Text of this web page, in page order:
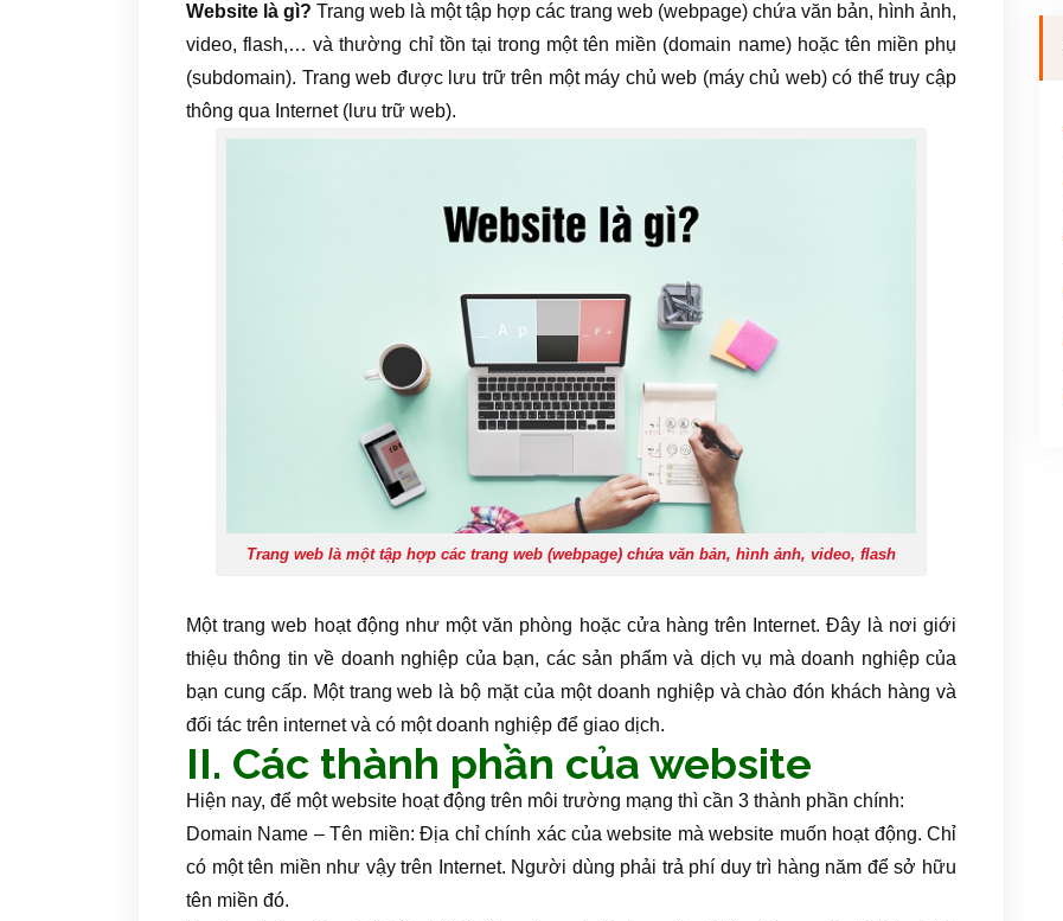
Website là gì? Trang web là một tập hợp các trang web (webpage) chứa văn bản, hình ảnh,
video, flash,… và thường chỉ tồn tại trong một tên miền (domain name) hoặc tên miền phụ
(subdomain). Trang web được lưu trữ trên một máy chủ web (máy chủ web) có thể truy cập
thông qua Internet (lưu trữ web).
Trang web là một tập hợp các trang web (webpage) chứa văn bản, hình ảnh, video, flash
Một trang web hoạt động như một văn phòng hoặc cửa hàng trên Internet. Đây là nơi giới
thiệu thông tin về doanh nghiệp của bạn, các sản phẩm và dịch vụ mà doanh nghiệp của
bạn cung cấp. Một trang web là bộ mặt của một doanh nghiệp và chào đón khách hàng và
đối tác trên internet và có một doanh nghiệp để giao dịch.
II. Các thành phần của website
Hiện nay, để một website hoạt động trên môi trường mạng thì cần 3 thành phần chính:
Domain Name – Tên miền: Địa chỉ chính xác của website mà website muốn hoạt động. Chỉ
có một tên miền như vậy trên Internet. Người dùng phải trả phí duy trì hàng năm để sở hữu
tên miền đó.